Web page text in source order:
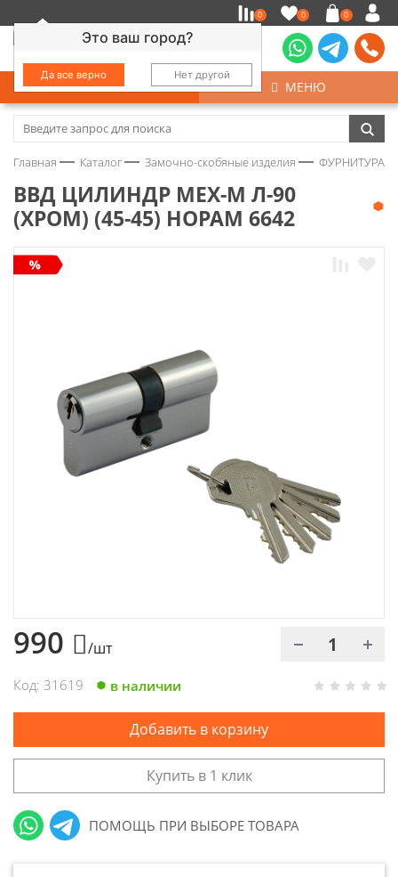
Это ваш город?
Да все верно Нет другой
0 0 0
КАТАЛОГ МЕНЮ
Замочно-скобяные изделия
Колеса
Крепёж
Хозтовары
Главная Каталог Замочно-скобяные изделия ФУРНИТУРА
ВВД ЦИЛИНДР МЕХ-М Л-90
(ХРОМ) (45-45) НОРАМ 6642
990 /шт
Код: 31619 в наличии
Добавить в корзину
Купить в 1 клик
ПОМОЩЬ ПРИ ВЫБОРЕ ТОВАРА